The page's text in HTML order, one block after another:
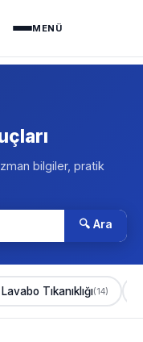
MENÜ
bilgiler, pratik
🔍 Ara
Lavabo Tıkanıklığı(14)